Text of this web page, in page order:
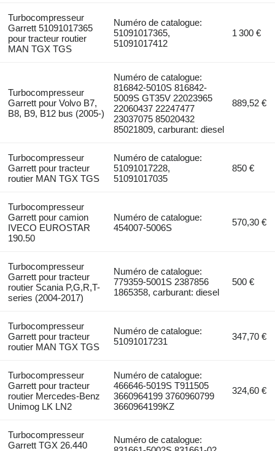
Turbocompresseur
Garrett 51091017365
pour tracteur routier
MAN TGX TGS
Numéro de catalogue:
51091017365,
51091017412
1 300 €
Turbocompresseur
Garrett pour Volvo B7,
B8, B9, B12 bus (2005-)
Numéro de catalogue:
816842-5010S ­816842-
5009S GT35V 22023965
22060437 22247477
23037075 85020432
85021809, carburant: diesel
889,52 €
Turbocompresseur
Garrett pour tracteur
routier MAN TGX TGS
Numéro de catalogue:
51091017228,
51091017035
850 €
Turbocompresseur
Garrett pour camion
IVECO EUROSTAR
190.50
Numéro de catalogue:
454007-5006S
570,30 €
Turbocompresseur
Garrett pour tracteur
routier Scania P,G,R,T-
series (2004-2017)
Numéro de catalogue:
779359-5001S 2387856
1865358, carburant: diesel
500 €
Turbocompresseur
Garrett pour tracteur
routier MAN TGX TGS
Numéro de catalogue:
51091017231
347,70 €
Turbocompresseur
Garrett pour tracteur
routier Mercedes-Benz
Unimog LK LN2
Numéro de catalogue:
466646-5019S T911505
3660964199 3760960799
3660964199KZ
324,60 €
Turbocompresseur
Garrett TGX 26.440
Numéro de catalogue: